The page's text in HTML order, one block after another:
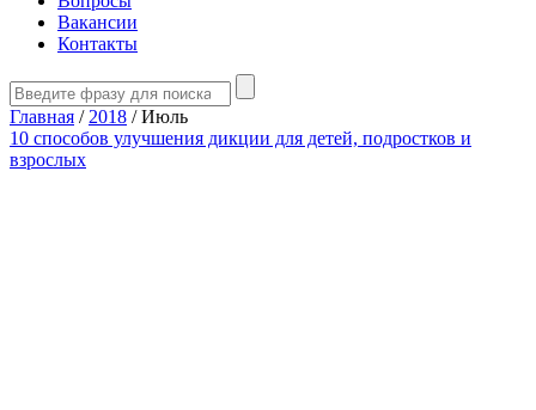
Вакансии
Контакты
Главная / 2018 / Июль
10 способов улучшения дикции для детей, подростков и
взрослых